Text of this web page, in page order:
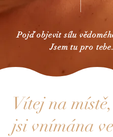
Pojď objevit sílu
Jsem tu pro tebe.
Vítej na
jsi vnímána